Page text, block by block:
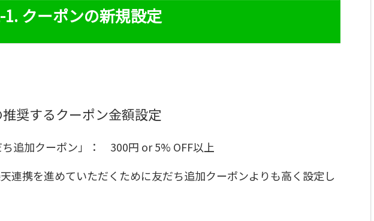
1. クーポンの新規設定
奨するクーポン金額設定
追加クーポン」： 300円 or 5% OFF以上
連携を進めていただくために友だち追加クーポンよりも高く設定し